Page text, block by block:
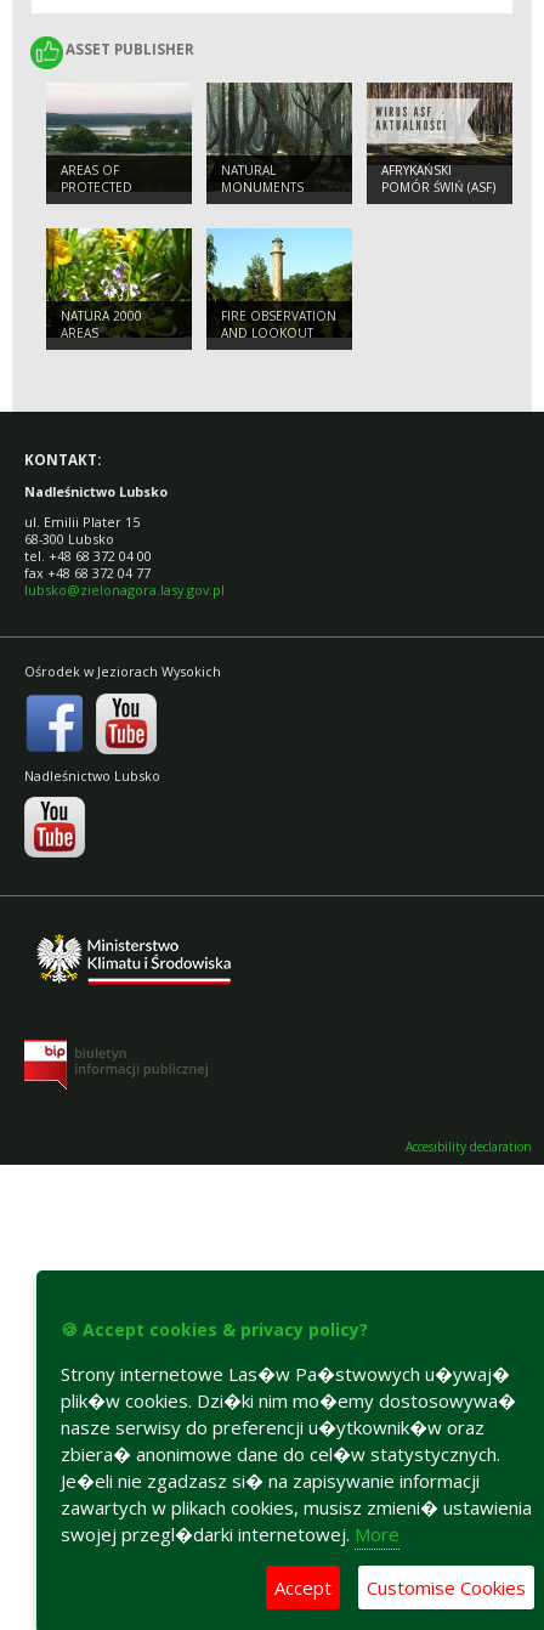
ASSET PUBLISHER
ASSET PUBLISHER
AREAS OF
PROTECTED
LANDSCAPES
NATURAL
MONUMENTS
AFRYKAŃSKI
POMÓR ŚWIŃ (ASF)
- 2022
NATURA 2000
AREAS
FIRE OBSERVATION
AND LOOKOUT
TOWER IN JEZIORY
KONTAKT:
Nadleśnictwo Lubsko
ul. Emilii Plater 15
68-300 Lubsko
tel. +48 68 372 04 00
fax +48 68 372 04 77
lubsko@zielonagora.lasy.gov.pl
Ośrodek w Jeziorach Wysokich
Nadleśnictwo Lubsko
Accesibility declaration
🍪 Accept cookies & privacy policy?
Strony internetowe Las�w Pa�stwowych u�ywaj�
plik�w cookies. Dzi�ki nim mo�emy dostosowywa�
nasze serwisy do preferencji u�ytkownik�w oraz
zbiera� anonimowe dane do cel�w statystycznych.
Je�eli nie zgadzasz si� na zapisywanie informacji
zawartych w plikach cookies, musisz zmieni� ustawienia
swojej przegl�darki internetowej. More
Accept Customise Cookies